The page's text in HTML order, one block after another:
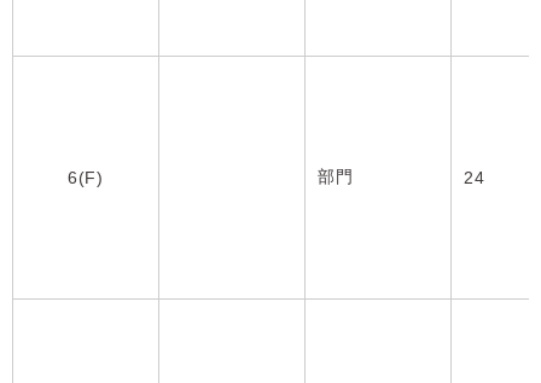
6(F) 部門 24